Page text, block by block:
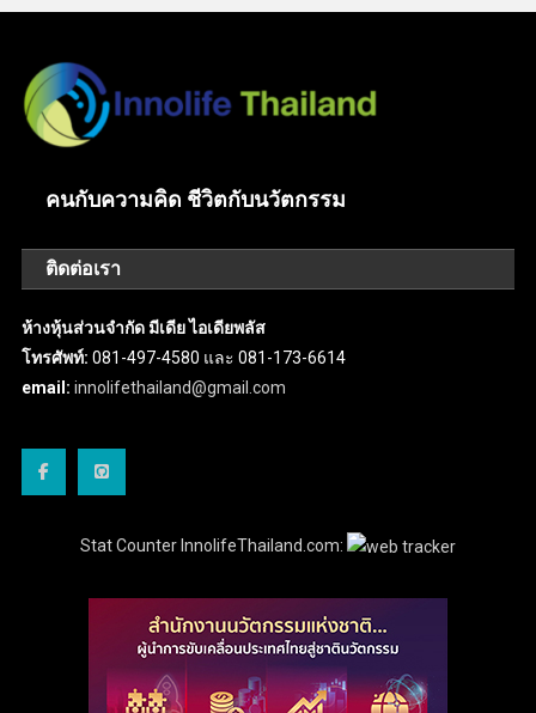
คนกับความคิด ชีวิตกับนวัตกรรม
ติดต่อเรา
ห้างหุ้นส่วนจำกัด มีเดีย ไอเดียพลัส
โทรศัพท์: 081-497-4580 และ 081-173-6614
email: innolifethailand@gmail.com
Stat Counter InnolifeThailand.com: